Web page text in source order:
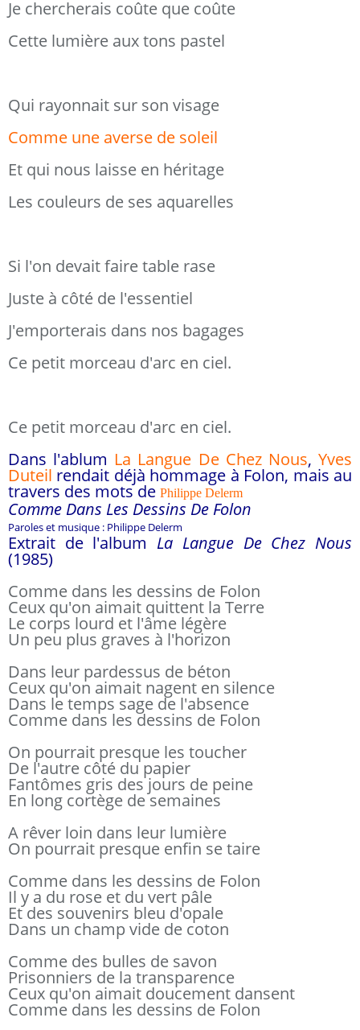
Je chercherais coûte que coûte
Cette lumière aux tons pastel
Qui rayonnait sur son visage
Comme une averse de soleil
Et qui nous laisse en héritage
Les couleurs de ses aquarelles
Si l'on devait faire table rase
Juste à côté de l'essentiel
J'emporterais dans nos bagages
Ce petit morceau d'arc en ciel.
Ce petit morceau d'arc en ciel.
Dans l'ablum La Langue De Chez Nous,Yves
Duteil rendait déjà hommage à Folon, mais au
travers des mots de Philippe Delerm
Comme Dans Les Dessins De Folon
Paroles et musique : Philippe Delerm
Extrait de l'album La Langue De Chez Nous
(1985)
Comme dans les dessins de Folon
Ceux qu'on aimait quittent la Terre
Le corps lourd et l'âme légère
Un peu plus graves à l'horizon
Dans leur pardessus de béton
Ceux qu'on aimait nagent en silence
Dans le temps sage de l'absence
Comme dans les dessins de Folon
On pourrait presque les toucher
De l'autre côté du papier
Fantômes gris des jours de peine
En long cortège de semaines
A rêver loin dans leur lumière
On pourrait presque enfin se taire
Comme dans les dessins de Folon
Il y a du rose et du vert pâle
Et des souvenirs bleu d'opale
Dans un champ vide de coton
Comme des bulles de savon
Prisonniers de la transparence
Ceux qu'on aimait doucement dansent
Comme dans les dessins de Folon